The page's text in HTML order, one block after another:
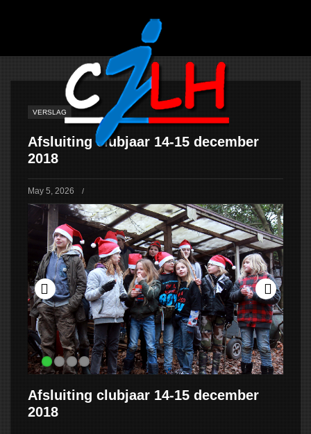
INFO
JONGENS
INFO
OUDERS
ACHTERGROND
STATUTEN
MEDIA
GALLERY
YOUTUBE
NIEUWS
AANKONDIGINGEN
VERSLAGEN
NIEUWS
AGENDA
2026
CONTACT
VERSLAG
Afsluiting clubjaar 14-15 december
2018
May 5, 2026 /
Afsluiting clubjaar 14-15 december
2018